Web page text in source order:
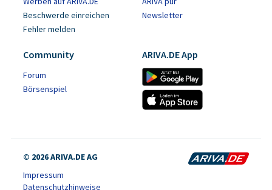
Beschwerde einreichen
Fehler melden
Newsletter
Community
Forum
Börsenspiel
ARIVA.DE App
© 2026 ARIVA.DE AG
Impressum
Datenschutzhinweise